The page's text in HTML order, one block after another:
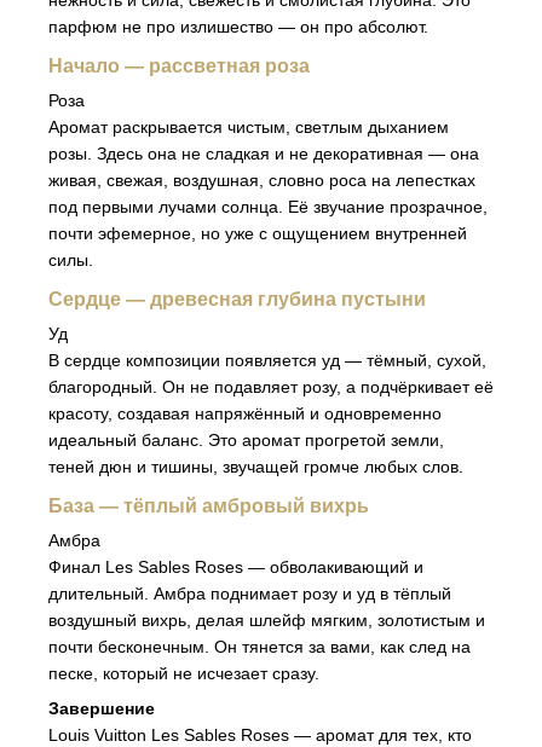
парфюм не про излишество — он про абсолют.
Начало — рассветная роза
Роза
Аромат раскрывается чистым, светлым дыханием
розы. Здесь она не сладкая и не декоративная — она
живая, свежая, воздушная, словно роса на лепестках
под первыми лучами солнца. Её звучание прозрачное,
почти эфемерное, но уже с ощущением внутренней
силы.
Сердце — древесная глубина пустыни
Уд
В сердце композиции появляется уд — тёмный, сухой,
благородный. Он не подавляет розу, а подчёркивает её
красоту, создавая напряжённый и одновременно
идеальный баланс. Это аромат прогретой земли,
теней дюн и тишины, звучащей громче любых слов.
База — тёплый амбровый вихрь
Амбра
Финал Les Sables Roses — обволакивающий и
длительный. Амбра поднимает розу и уд в тёплый
воздушный вихрь, делая шлейф мягким, золотистым и
почти бесконечным. Он тянется за вами, как след на
песке, который не исчезает сразу.
Завершение
Louis Vuitton Les Sables Roses — аромат для тех, кто